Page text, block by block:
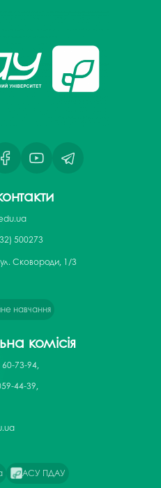
500273
Сковороди, 1/3
навчання
комісія
60-73-94,
44-39,
АСУ ПДАУ